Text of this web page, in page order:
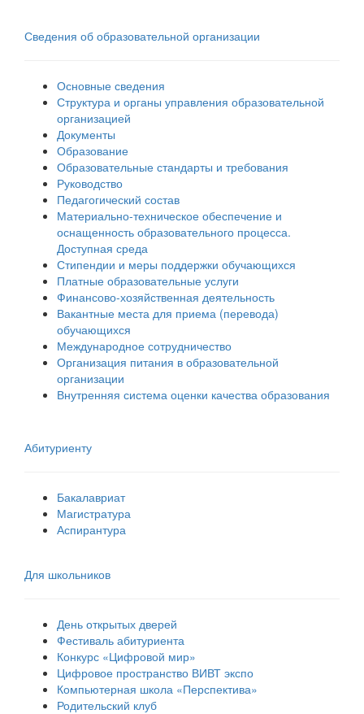
Сведения об образовательной организации
Основные сведения
Структура и органы управления образовательной
организацией
Документы
Образование
Образовательные стандарты и требования
Руководство
Педагогический состав
Материально-техническое обеспечение и
оснащенность образовательного процесса.
Доступная среда
Стипендии и меры поддержки обучающихся
Платные образовательные услуги
Финансово-хозяйственная деятельность
Вакантные места для приема (перевода)
обучающихся
Международное сотрудничество
Организация питания в образовательной
организации
Внутренняя система оценки качества образования
Абитуриенту
Бакалавриат
Магистратура
Аспирантура
Для школьников
День открытых дверей
Фестиваль абитуриента
Конкурс «Цифровой мир»
Цифровое пространство ВИВТ экспо
Компьютерная школа «Перспектива»
Родительский клуб